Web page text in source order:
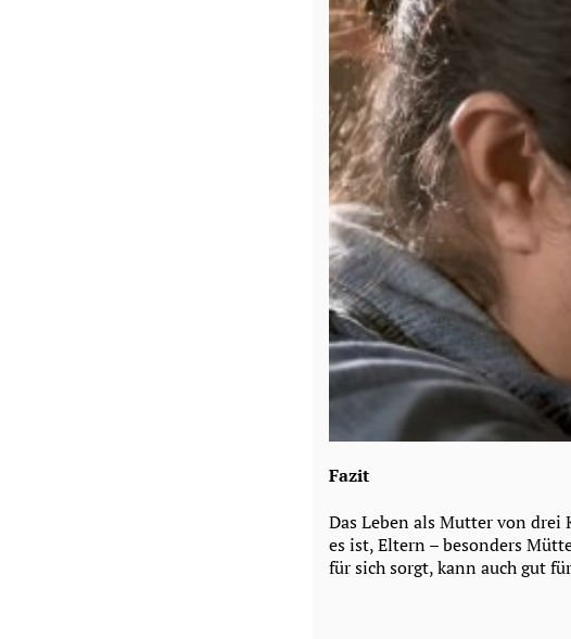
Fazit
Das Leben als Mutter von
es ist, Eltern – besonders
für sich sorgt, kann auch gut